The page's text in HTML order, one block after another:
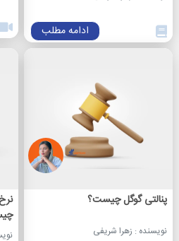
ادامه مطلب
پنالتی گوگل چیست؟
نویسنده : زهرا شریفی